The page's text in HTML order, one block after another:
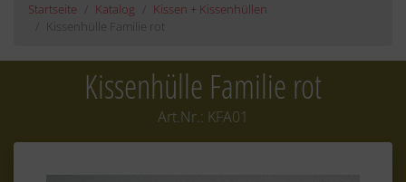
Startseite Katalog
Kissen + Kissenhüllen
Kissenhülle Familie rot
Kissenhülle Familie rot
Art.Nr.: KFA01